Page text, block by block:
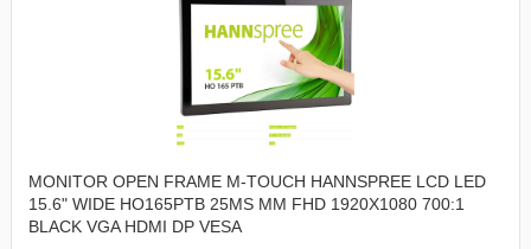
MONITOR OPEN FRAME M-TOUCH HANNSPREE LCD LED
15.6" WIDE HO165PTB 25MS MM FHD 1920X1080 700:1
BLACK VGA HDMI DP VESA